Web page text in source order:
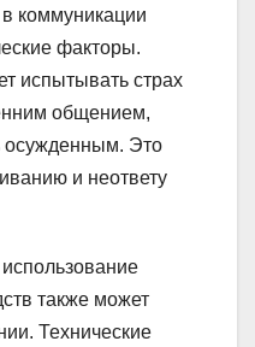
коммуникации
факторы.
испытывать страх
общением,
осужденным. Это
и неответу
также может
Технические